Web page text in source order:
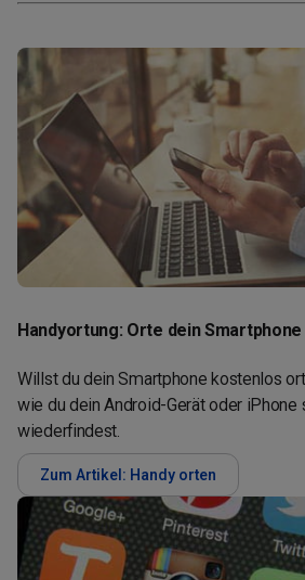
Handyortung: Orte dein
Willst du dein Smartphone kostenlos
wie du dein Android-Gerät oder iPhone
wiederfindest.
Zum Artikel: Handy orten